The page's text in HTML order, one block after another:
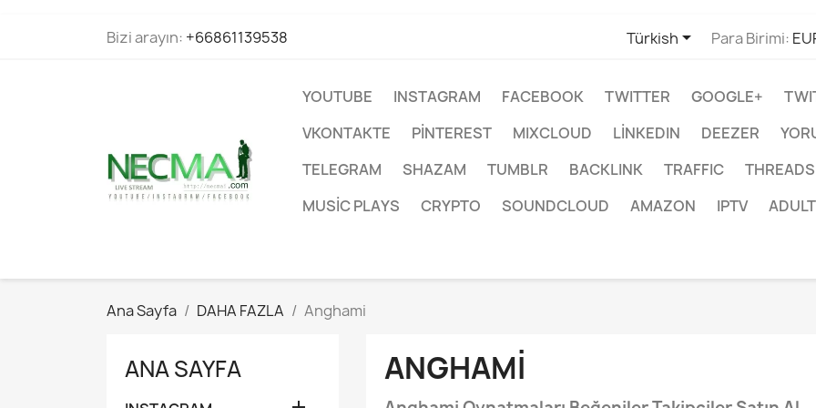
Bizi arayın: +66861139538 Türkish Para Birimi:
YOUTUBE INSTAGRAM FACEBOOK TWITTER GOOGLE+
VKONTAKTE
PINTEREST MIXCLOUD LINKEDIN DEEZER
TELEGRAM
SHAZAM TUMBLR BACKLINK TRAFFIC THREADS
MUSIC PLAYS
CRYPTO SOUNDCLOUD AMAZON IPTV ADULT
Ana Sayfa DAHA FAZLA Anghami
ANA SAYFA ANGHAMI